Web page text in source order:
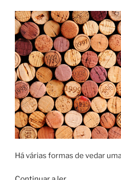
Há várias formas de vedar